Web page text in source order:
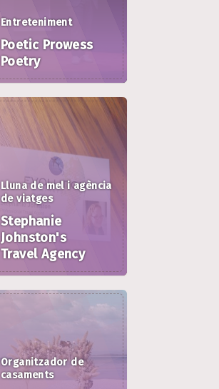
Entreteniment
Poetic Prowess
Poetry
Lluna de mel i agència
de viatges
Stephanie
Johnston's
Travel Agency
Organitzador de
casaments